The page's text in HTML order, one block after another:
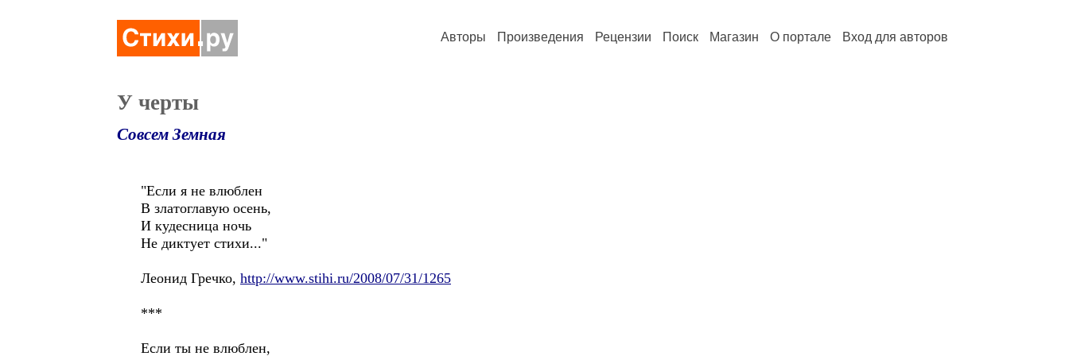
Авторы Произведения Рецензии Поиск Магазин О портале Вход для авторов
У черты
Совсем Земная
"Если я не влюблен
В златоглавую осень,
И кудесница ночь
Не диктует стихи..."
Леонид Гречко, http://www.stihi.ru/2008/07/31/1265
***
Если ты не влюблен,